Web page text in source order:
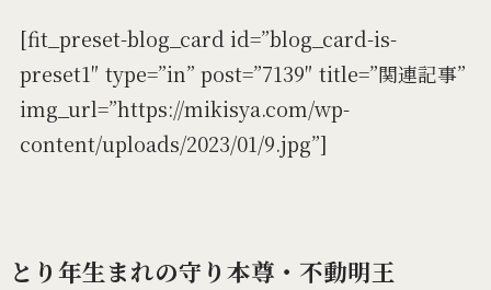
[fit_preset-blog_card id=”blog_card-is-
preset1″ type=”in” post=”7139″ title=”関連記事”
img_url=”https://mikisya.com/wp-
content/uploads/2023/01/9.jpg”]
とり年生まれの守り本尊・不動明王